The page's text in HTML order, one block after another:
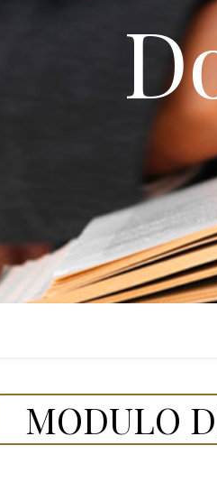
MODULO